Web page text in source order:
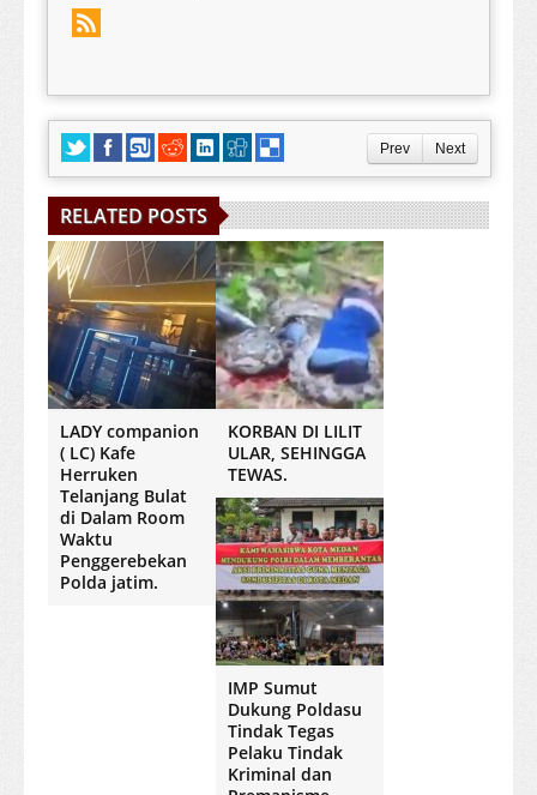
Prev Next
RELATED POSTS
LADY companion
( LC) Kafe
Herruken
Telanjang Bulat
di Dalam Room
Waktu
Penggerebekan
Polda jatim.
KORBAN DI LILIT
ULAR, SEHINGGA
TEWAS.
IMP Sumut
Dukung Poldasu
Tindak Tegas
Pelaku Tindak
Kriminal dan